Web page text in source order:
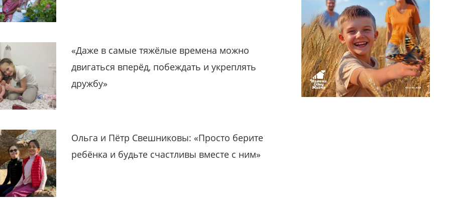
«Даже в самые тяжёлые времена можно
двигаться вперёд, побеждать и укреплять
дружбу»
Ольга и Пётр Свешниковы: «Просто берите
ребёнка и будьте счастливы вместе с ним»